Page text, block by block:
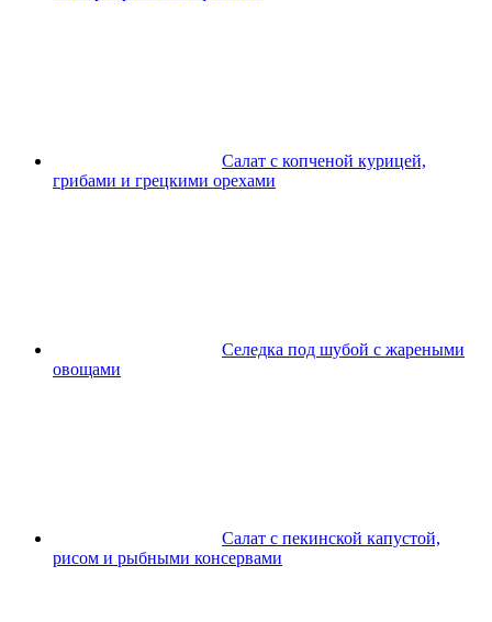
Салат с копченой курицей,
грибами и грецкими орехами
Селедка под шубой с жареными
овощами
Салат с пекинской капустой,
рисом и рыбными консервами